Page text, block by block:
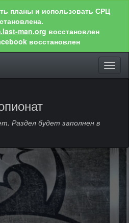
планы и использовать СРЦ
man.org восстановлен
восстановлен
Раздел будет заполнен в